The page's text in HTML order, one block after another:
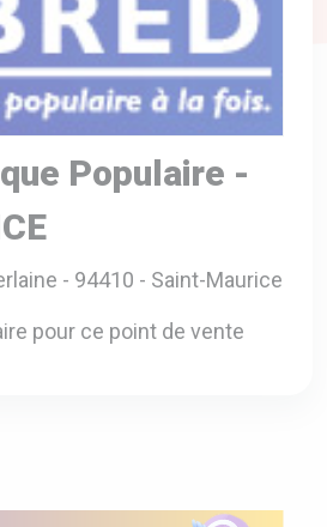
Populaire -
- 94410 - Saint-Maurice
pour ce point de vente